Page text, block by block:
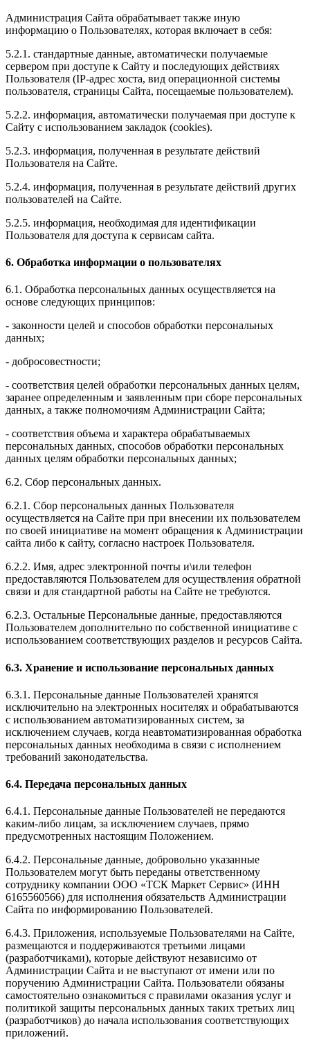
Администрация Сайта обрабатывает также иную
информацию о Пользователях, которая включает в себя:
5.2.1. стандартные данные, автоматически получаемые
сервером при доступе к Сайту и последующих действиях
Пользователя (IP-адрес хоста, вид операционной системы
пользователя, страницы Сайта, посещаемые пользователем).
5.2.2. информация, автоматически получаемая при доступе к
Сайту с использованием закладок (cookies).
5.2.3. информация, полученная в результате действий
Пользователя на Сайте.
5.2.4. информация, полученная в результате действий других
пользователей на Сайте.
5.2.5. информация, необходимая для идентификации
Пользователя для доступа к сервисам сайта.
6. Обработка информации о пользователях
6.1. Обработка персональных данных осуществляется на
основе следующих принципов:
- законности целей и способов обработки персональных
данных;
- добросовестности;
- соответствия целей обработки персональных данных целям,
заранее определенным и заявленным при сборе персональных
данных, а также полномочиям Администрации Сайта;
- соответствия объема и характера обрабатываемых
персональных данных, способов обработки персональных
данных целям обработки персональных данных;
6.2. Сбор персональных данных.
6.2.1. Сбор персональных данных Пользователя
осуществляется на Сайте при при внесении их пользователем
по своей инициативе на момент обращения к Администрации
сайта либо к сайту, согласно настроек Пользователя.
6.2.2. Имя, адрес электронной почты и\или телефон
предоставляются Пользователем для осуществления обратной
связи и для стандартной работы на Сайте не требуются.
6.2.3. Остальные Персональные данные, предоставляются
Пользователем дополнительно по собственной инициативе с
использованием соответствующих разделов и ресурсов Сайта.
6.3. Хранение и использование персональных данных
6.3.1. Персональные данные Пользователей хранятся
исключительно на электронных носителях и обрабатываются
с использованием автоматизированных систем, за
исключением случаев, когда неавтоматизированная обработка
персональных данных необходима в связи с исполнением
требований законодательства.
6.4. Передача персональных данных
6.4.1. Персональные данные Пользователей не передаются
каким-либо лицам, за исключением случаев, прямо
предусмотренных настоящим Положением.
6.4.2. Персональные данные, добровольно указанные
Пользователем могут быть переданы ответственному
сотруднику компании ООО «ТСК Маркет Сервис» (ИНН
6165560566) для исполнения обязательств Администрации
Сайта по информированию Пользователей.
6.4.3. Приложения, используемые Пользователями на Сайте,
размещаются и поддерживаются третьими лицами
(разработчиками), которые действуют независимо от
Администрации Сайта и не выступают от имени или по
поручению Администрации Сайта. Пользователи обязаны
самостоятельно ознакомиться с правилами оказания услуг и
политикой защиты персональных данных таких третьих лиц
(разработчиков) до начала использования соответствующих
приложений.